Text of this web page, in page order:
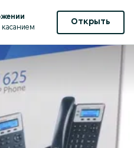
касанием
Открыть